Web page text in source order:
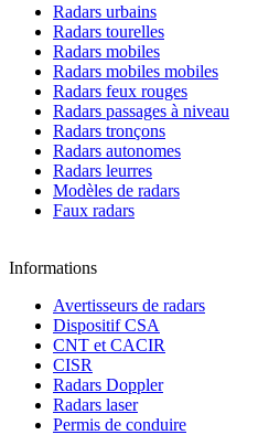
Radars urbains
Radars tourelles
Radars mobiles
Radars mobiles mobiles
Radars feux rouges
Radars passages à niveau
Radars tronçons
Radars autonomes
Radars leurres
Modèles de radars
Faux radars
Informations
Avertisseurs de radars
Dispositif CSA
CNT et CACIR
CISR
Radars Doppler
Radars laser
Permis de conduire